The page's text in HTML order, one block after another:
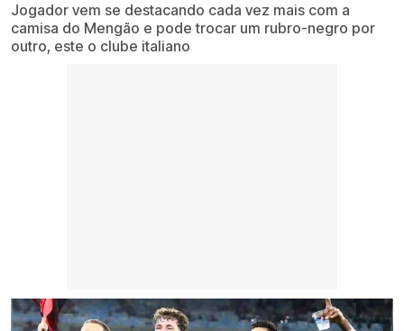
Jogador vem se destacando cada vez mais com a
camisa do Mengão e pode trocar um rubro-negro por
outro, este o clube italiano